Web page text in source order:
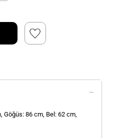
Göğüs: 86 cm, Bel: 62 cm,